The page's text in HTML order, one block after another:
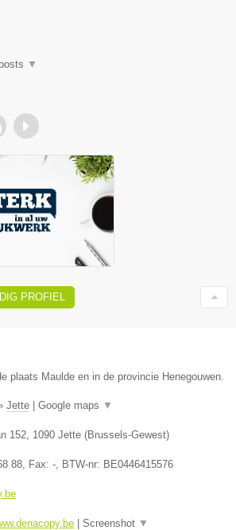
▼
PROFIEL
plaats Maulde en in de provincie Henegouwen.
Jette | Google maps ▼
152 1090 Jette (Brussels-Gewest)
88 , Fax: - , BTW-nr: BE0446415576
| Screenshot ▼